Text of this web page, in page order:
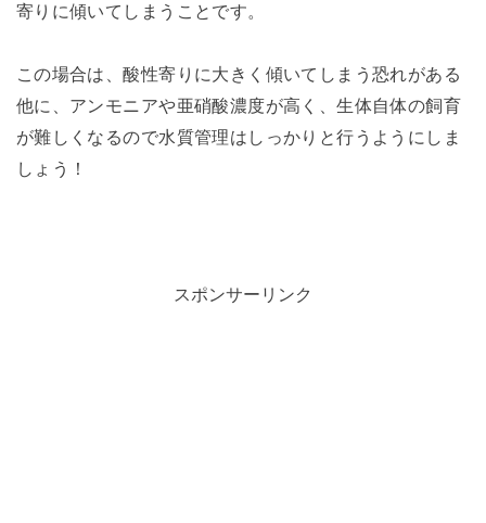
寄りに傾いてしまうことです。
この場合は、酸性寄りに大きく傾いてしまう恐れがある
他に、アンモニアや亜硝酸濃度が高く、生体自体の飼育
が難しくなるので水質管理はしっかりと行うようにしま
しょう！
スポンサーリンク